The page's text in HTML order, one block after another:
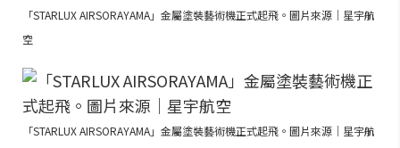
「STARLUX AIRSORAYAMA」金屬塗裝藝術機正式起飛。圖片來源｜星宇航
空
「STARLUX AIRSORAYAMA」金屬塗裝藝術機正式起飛。圖片來源｜星宇航